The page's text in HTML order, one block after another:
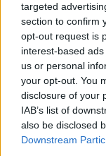
targeted
section to confirm
opt-out request is
interest-based
us or personal
your opt-out. You
disclosure of your
IAB’s list of
also be disclosed
Downstream